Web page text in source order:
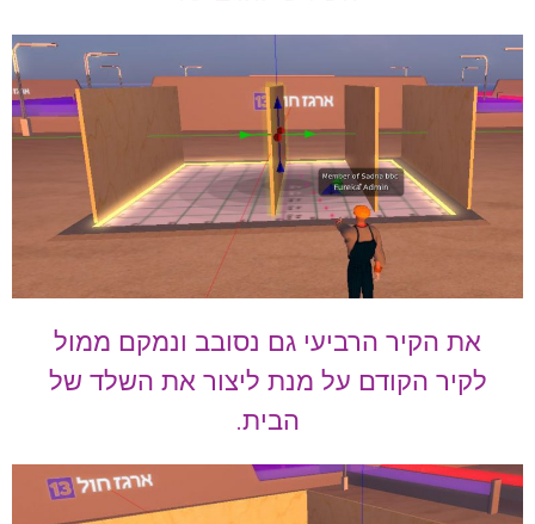
את הקיר הרביעי גם נסובב ונמקם ממול
לקיר הקודם על מנת ליצור את השלד של
הבית.